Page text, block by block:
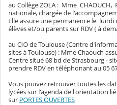
au Collège ZOLA : Mme
nationale, chargée de
Elle assure une permanence le lundi
élèves et/ou parents sur RDV ( à
au CIO de Toulouse (Centre
sites à Toulouse) : Mme Chaouch
Centre situé 68 bd de Strasbourg -
prendre RDV en téléphonant au 05
Vous pouvez retrouver toutes les
lycées sur l'agenda de l'orientation
sur PORTES OUVERTES